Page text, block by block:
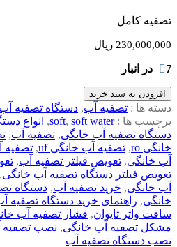
تصفیه کامل
230,000,000 ریال
7 در انبار
افزودن به سبد خرید
دسته ها : تصفیه آب, دستگاه تصفیه
برچسب ها :
soft, soft water
, انواع
دستگاه تصفیه آب خانگی, تصفیه آب,
خانگی ro
, تصفیه آب خانگی uf , تصفیه
آب خانگی, تعویض فیلتر تصفیه آب,
تعویض فیلتر دستگاه تصفیه آب خانگی,
آب خانگی, خرید تصفیه آب, دستگاه
خانگی, راهنمای خرید دستگاه تصفیه
سافت واتر تایوان, فشار تصفیه آب
مشکل تصفیه آب خانگی, نصب تصفیه
نصب دستگاه تصفیه آب